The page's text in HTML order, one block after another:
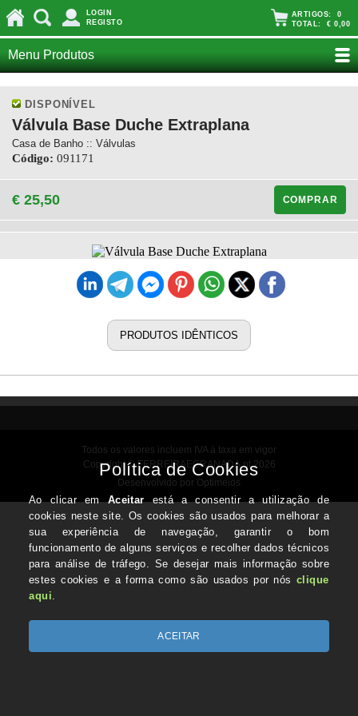
LOGIN
REGISTO
ARTIGOS: 0
TOTAL: € 0,00
Menu Produtos
DISPONÍVEL
Válvula Base Duche Extraplana
Casa de Banho :: Válvulas
Código: 091171
€ 25,50 COMPRAR
PRODUTOS IDÊNTICOS
Todos os valores incluem IVA à taxa em vigor
Copyright © FERREIRAEGRANADA.pt 2026
Desenvolvido por Optimeios